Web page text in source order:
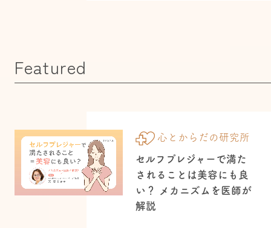
Featured
心とからだの研究所
セルフプレジャーで満た
されることは美容にも良
い？ メカニズムを医師が
解説